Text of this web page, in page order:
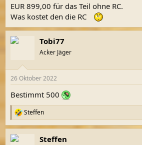
EUR 899,00 für das Teil ohne RC.
Was kostet den die RC
Tobi77
Acker Jäger
26 Oktober 2022
Bestimmt 500
R
e
a
k
Steffen
Steffen